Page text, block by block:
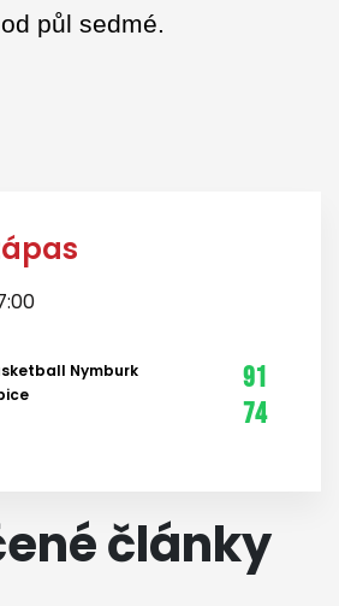
půl sedmé.
Nymburk
91
74
články